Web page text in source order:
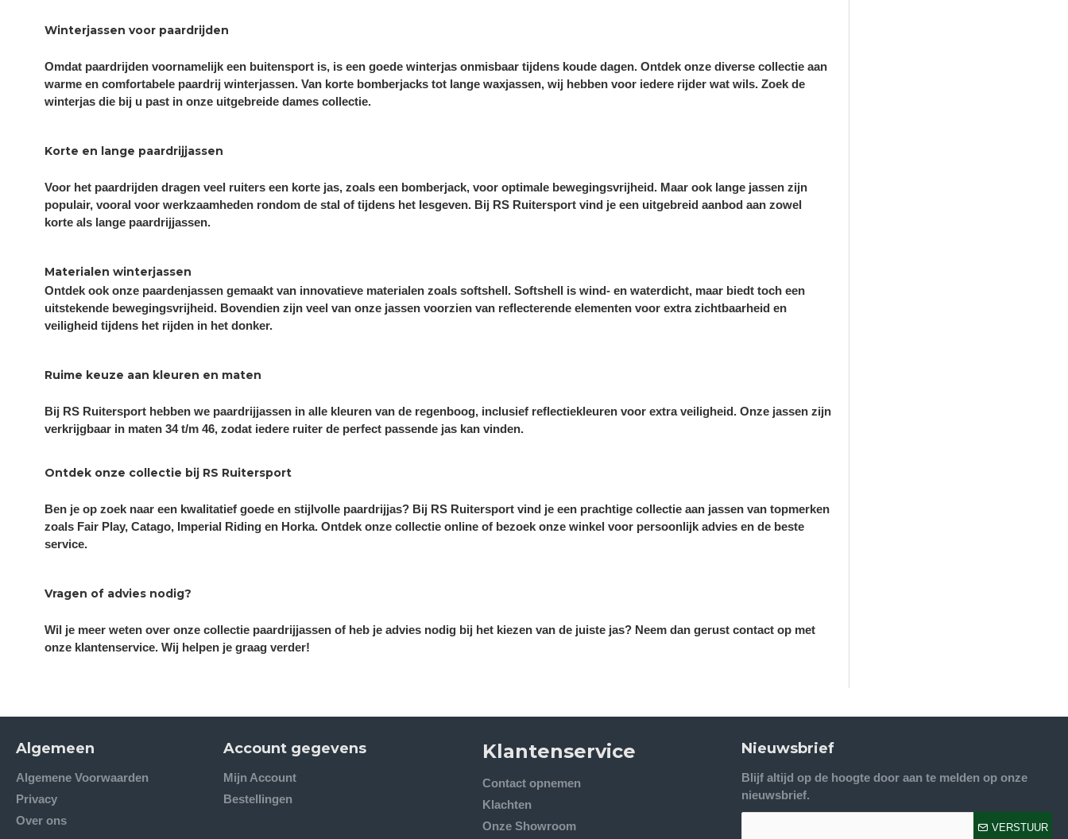
Winterjassen voor paardrijden
Omdat paardrijden voornamelijk een buitensport is, is een goede winterjas onmisbaar tijdens koude dagen. Ontdek onze diverse collectie aan
warme en comfortabele paardrij winterjassen. Van korte bomberjacks tot lange waxjassen, wij hebben voor iedere rijder wat wils. Zoek de
winterjas die bij u past in onze uitgebreide dames collectie.
Korte en lange paardrijjassen
Voor het paardrijden dragen veel ruiters een korte jas, zoals een bomberjack, voor optimale bewegingsvrijheid. Maar ook lange jassen zijn
populair, vooral voor werkzaamheden rondom de stal of tijdens het lesgeven. Bij RS Ruitersport vind je een uitgebreid aanbod aan zowel
korte als lange paardrijjassen.
Materialen winterjassen
Ontdek ook onze paardenjassen gemaakt van innovatieve materialen zoals softshell. Softshell is wind- en waterdicht, maar biedt toch een
uitstekende bewegingsvrijheid. Bovendien zijn veel van onze jassen voorzien van reflecterende elementen voor extra zichtbaarheid en
veiligheid tijdens het rijden in het donker.
Ruime keuze aan kleuren en maten
Bij RS Ruitersport hebben we paardrijjassen in alle kleuren van de regenboog, inclusief reflectiekleuren voor extra veiligheid. Onze jassen zijn
verkrijgbaar in maten 34 t/m 46, zodat iedere ruiter de perfect passende jas kan vinden.
Ontdek onze collectie bij RS Ruitersport
Ben je op zoek naar een kwalitatief goede en stijlvolle paardrijjas? Bij RS Ruitersport vind je een prachtige collectie aan jassen van topmerken
zoals Fair Play, Catago, Imperial Riding en Horka. Ontdek onze collectie online of bezoek onze winkel voor persoonlijk advies en de beste
service.
Vragen of advies nodig?
Wil je meer weten over onze collectie paardrijjassen of heb je advies nodig bij het kiezen van de juiste jas? Neem dan gerust contact op met
onze klantenservice. Wij helpen je graag verder!
Algemeen
Algemene Voorwaarden
Privacy
Over ons
Account gegevens
Mijn Account
Bestellingen
Klantenservice
Contact opnemen
Klachten
Onze Showroom
Nieuwsbrief
Blijf altijd op de hoogte door aan te melden op onze
nieuwsbrief.
VERSTUUR